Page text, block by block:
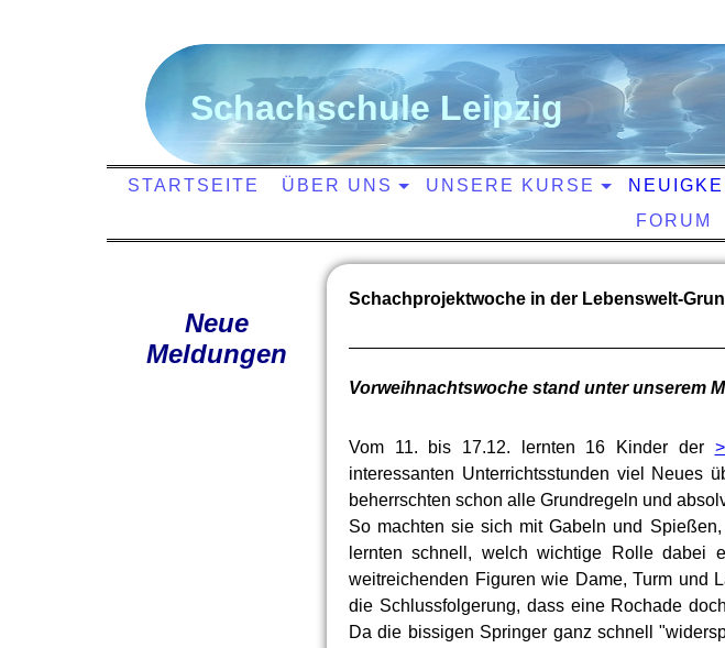
Schachschule Leipzig
STARTSEITE ÜBER UNS UNSERE KURSE
FORUM
Schachprojektwoche in der Lebenswelt-
Vorweihnachtswoche stand unter unserem
Vom 11. bis 17.12. lernten 16 Kinder der
interessanten Unterrichtsstunden viel Neues
beherrschten schon alle Grundregeln und
So machten sie sich mit Gabeln und
lernten schnell, welch wichtige Rolle dabei
weitreichenden Figuren wie Dame, Turm und
die Schlussfolgerung, dass eine Rochade
Da die bissigen Springer ganz schnell
Neue
Meldungen